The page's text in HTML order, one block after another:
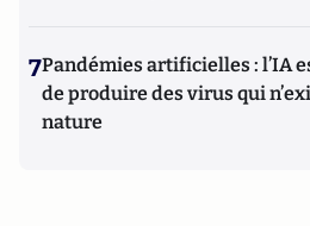
7Pandémies artificielles : l’IA
de produire des virus qui
nature